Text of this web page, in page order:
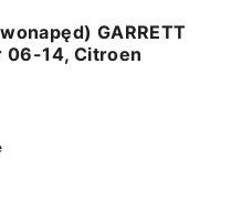
GARRETT
06-14, Citroen